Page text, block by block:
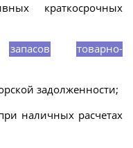
краткосрочных
запасов
товарно-
задолженности;
наличных расчетах